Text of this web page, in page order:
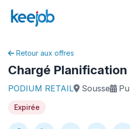
Retour aux offres
Chargé
PODIUM RETAIL Sousse
Expirée